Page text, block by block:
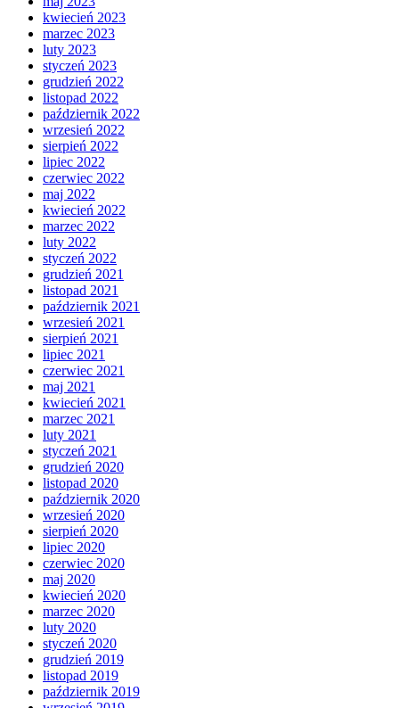
kwiecień 2023
marzec 2023
luty 2023
styczeń 2023
grudzień 2022
listopad 2022
październik 2022
wrzesień 2022
sierpień 2022
lipiec 2022
czerwiec 2022
maj 2022
kwiecień 2022
marzec 2022
luty 2022
styczeń 2022
grudzień 2021
listopad 2021
październik 2021
wrzesień 2021
sierpień 2021
lipiec 2021
czerwiec 2021
maj 2021
kwiecień 2021
marzec 2021
luty 2021
styczeń 2021
grudzień 2020
listopad 2020
październik 2020
wrzesień 2020
sierpień 2020
lipiec 2020
czerwiec 2020
maj 2020
kwiecień 2020
marzec 2020
luty 2020
styczeń 2020
grudzień 2019
listopad 2019
październik 2019